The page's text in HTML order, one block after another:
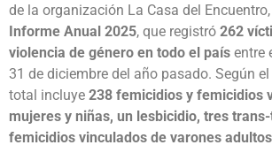
de la organización La Casa del
Informe Anual 2025, que registró 262
violencia de género en todo el país entre
31 de diciembre del año pasado. Según
total incluye 238 femicidios y femicidios
mujeres y niñas, un lesbicidio, tres
femicidios vinculados de varones